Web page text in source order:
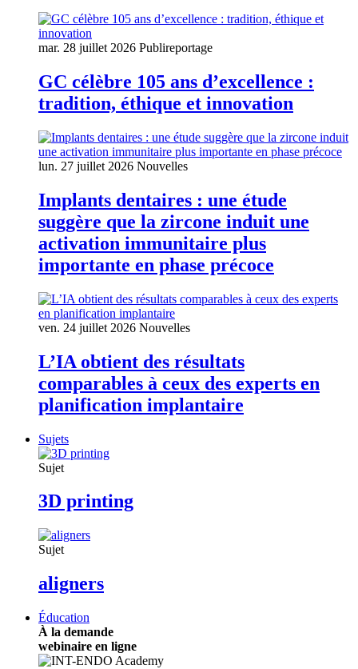
mar. 28 juillet 2026 Publireportage
GC célèbre 105 ans d’excellence :
tradition, éthique et innovation
lun. 27 juillet 2026 Nouvelles
Implants dentaires : une étude
suggère que la zircone induit une
activation immunitaire plus
importante en phase précoce
ven. 24 juillet 2026 Nouvelles
L’IA obtient des résultats
comparables à ceux des experts en
planification implantaire
Sujets
Sujet
3D printing
Sujet
aligners
Éducation
À la demande
webinaire en ligne